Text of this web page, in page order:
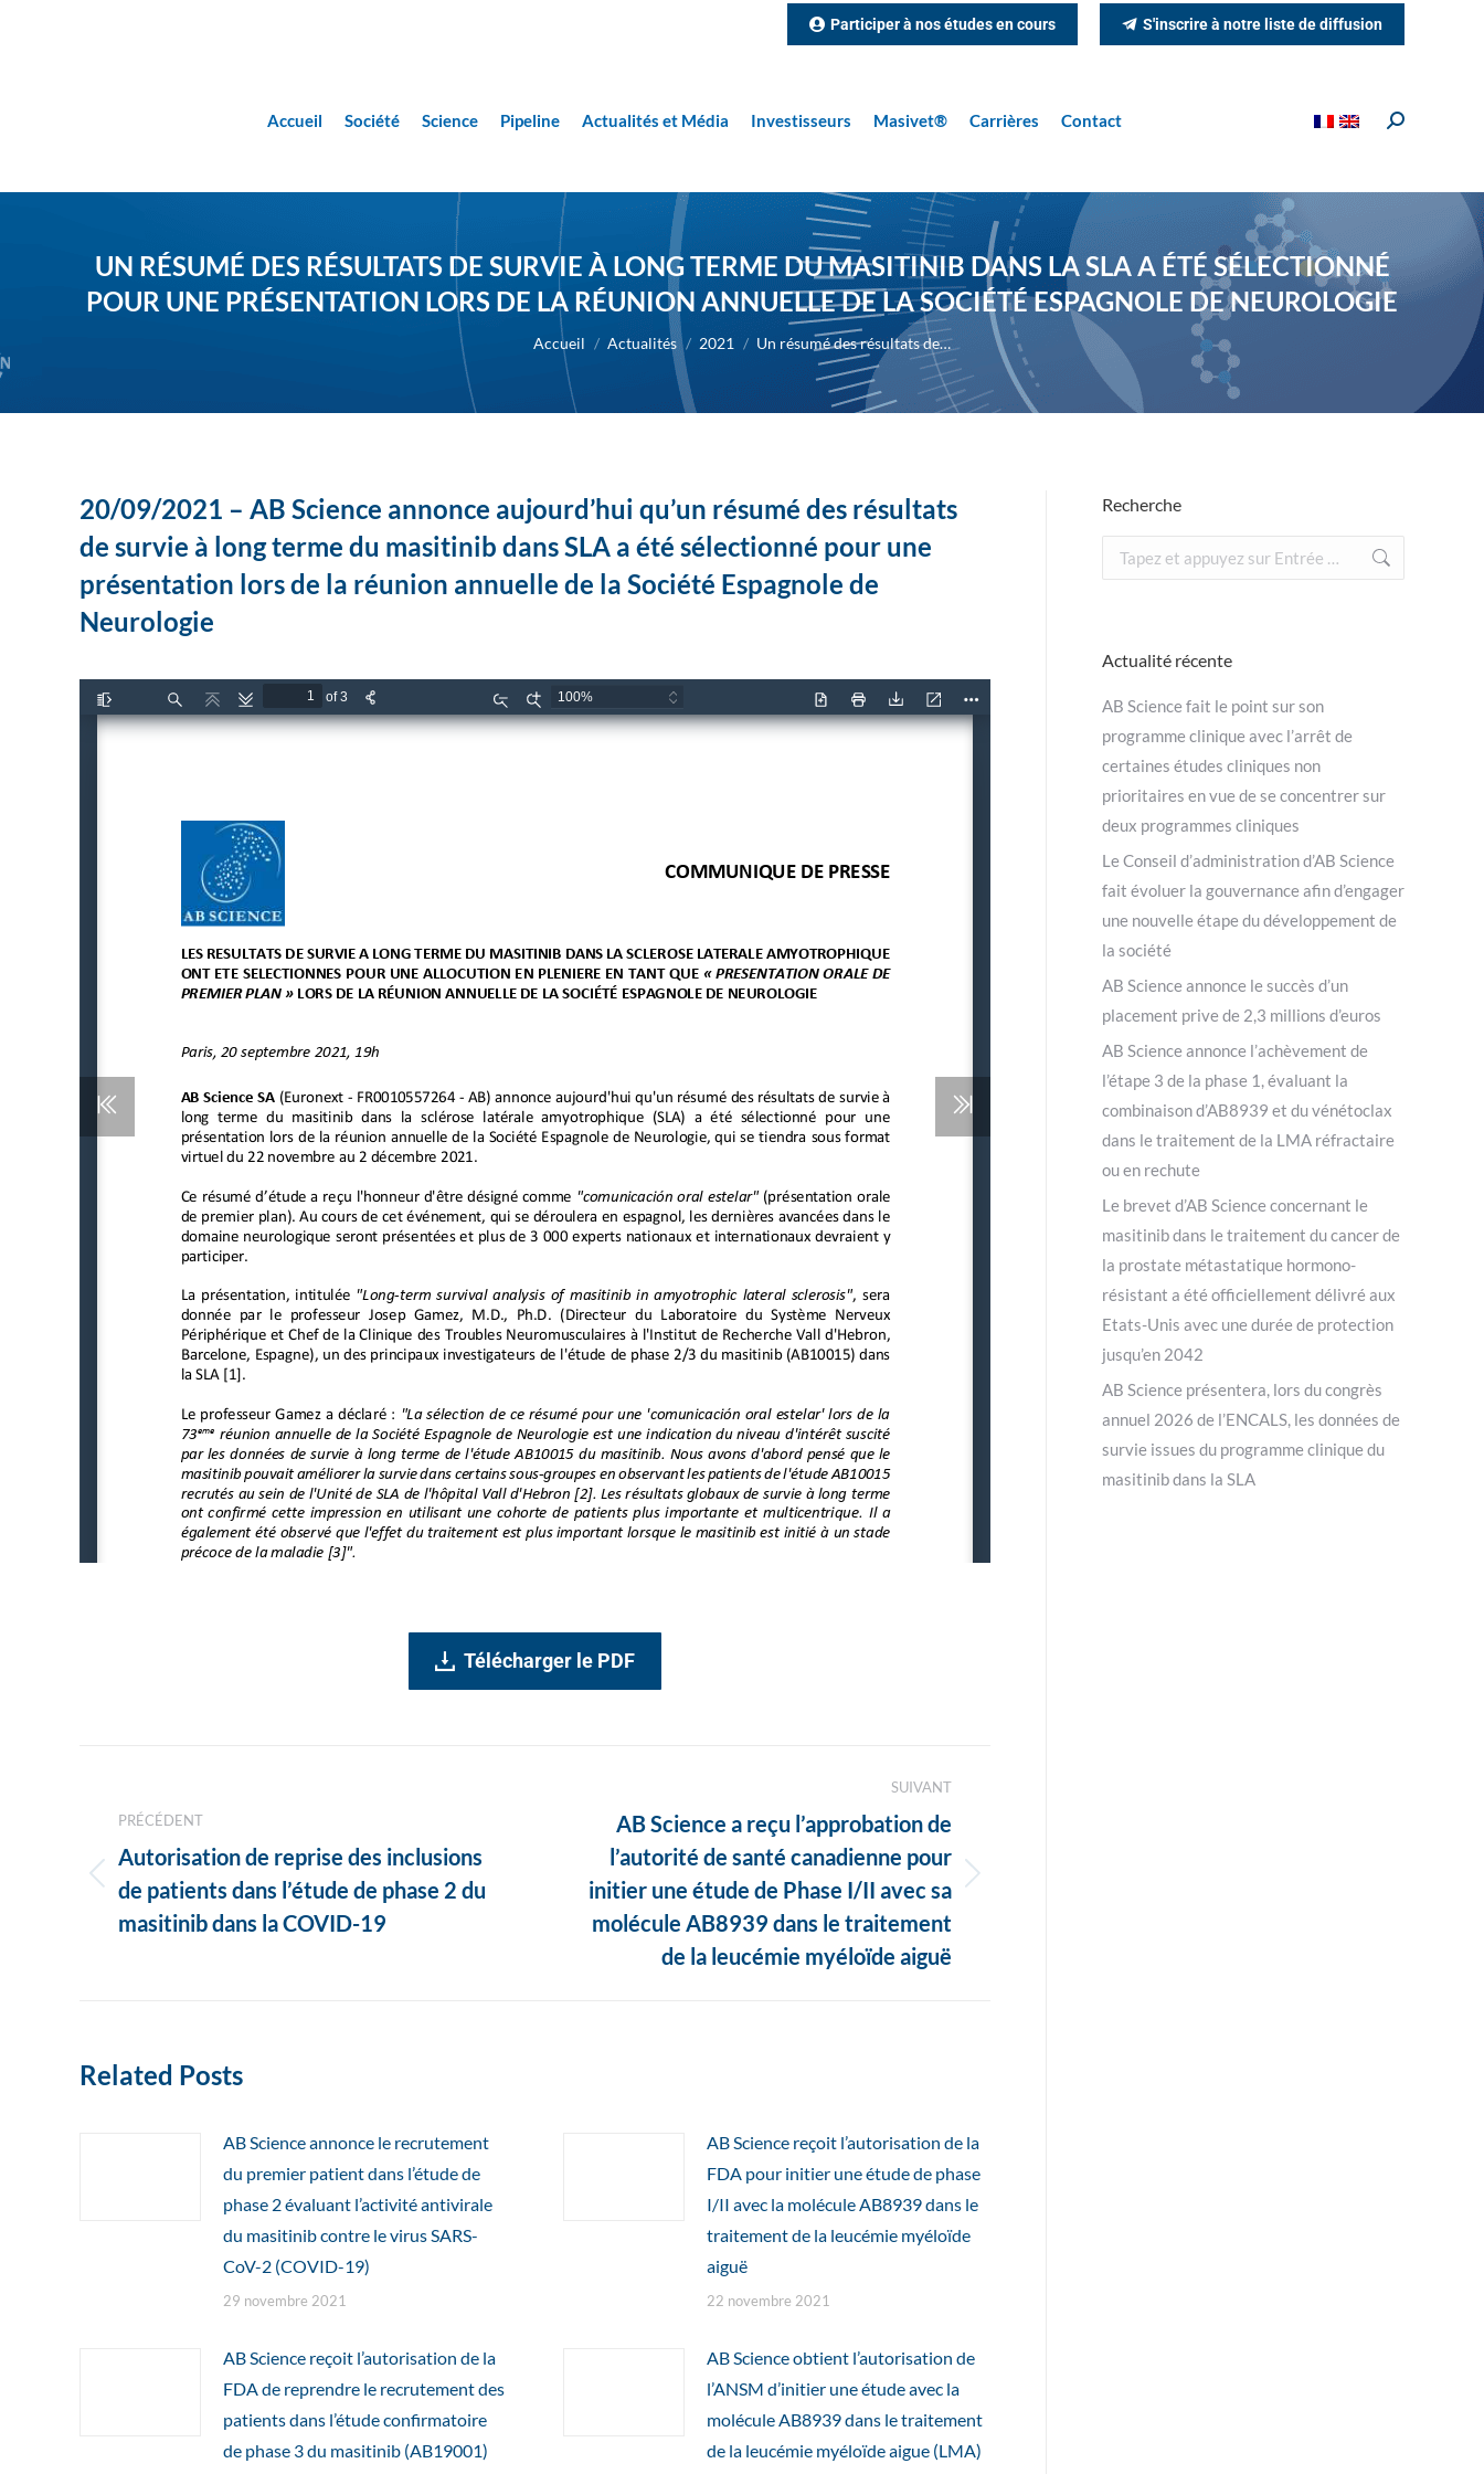
Participer à nos études en cours S'inscrire à notre liste de diffusion
Accueil Société Science Pipeline Actualités et Média Investisseurs Masivet® Carrières Contact
Recherche
UN RÉSUMÉ DES RÉSULTATS DE SURVIE À LONG TERME DU MASITINIB DANS LA SLA A ÉTÉ SÉLECTIONNÉ
POUR UNE PRÉSENTATION LORS DE LA RÉUNION ANNUELLE DE LA SOCIÉTÉ ESPAGNOLE DE NEUROLOGIE
Vous êtes ici :
Accueil Actualités 2021 Un résumé des résultats de…
20/09/2021 – AB Science annonce aujourd’hui qu’un résumé des résultats
de survie à long terme du masitinib dans SLA a été sélectionné pour une
présentation lors de la réunion annuelle de la Société Espagnole de
Neurologie
Télécharger le PDF
des
articles
PRÉCÉDENT
Article
précédent
Autorisation de reprise des inclusions
de patients dans l’étude de phase 2 du
masitinib dans la COVID-19
SUIVANT
Article
suivant
AB Science a reçu l’approbation de
l’autorité de santé canadienne pour
initier une étude de Phase I/II avec sa
molécule AB8939 dans le traitement
de la leucémie myéloïde aiguë
Related Posts
AB Science annonce le recrutement
du premier patient dans l’étude de
phase 2 évaluant l’activité antivirale
du masitinib contre le virus SARS-
CoV-2 (COVID-19)
29 novembre 2021
AB Science reçoit l’autorisation de la
FDA pour initier une étude de phase
I/II avec la molécule AB8939 dans le
traitement de la leucémie myéloïde
aiguë
22 novembre 2021
AB Science reçoit l’autorisation de la
FDA de reprendre le recrutement des
patients dans l’étude confirmatoire
de phase 3 du masitinib (AB19001)
AB Science obtient l’autorisation de
l’ANSM d’initier une étude avec la
molécule AB8939 dans le traitement
de la leucémie myéloïde aigue (LMA)
Recherche
Recherche
:
Actualité récente
AB Science fait le point sur son
programme clinique avec l’arrêt de
certaines études cliniques non
prioritaires en vue de se concentrer sur
deux programmes cliniques
Le Conseil d’administration d’AB Science
fait évoluer la gouvernance afin d’engager
une nouvelle étape du développement de
la société
AB Science annonce le succès d’un
placement prive de 2,3 millions d’euros
AB Science annonce l’achèvement de
l’étape 3 de la phase 1, évaluant la
combinaison d’AB8939 et du vénétoclax
dans le traitement de la LMA réfractaire
ou en rechute
Le brevet d’AB Science concernant le
masitinib dans le traitement du cancer de
la prostate métastatique hormono-
résistant a été officiellement délivré aux
Etats-Unis avec une durée de protection
jusqu’en 2042
AB Science présentera, lors du congrès
annuel 2026 de l’ENCALS, les données de
survie issues du programme clinique du
masitinib dans la SLA